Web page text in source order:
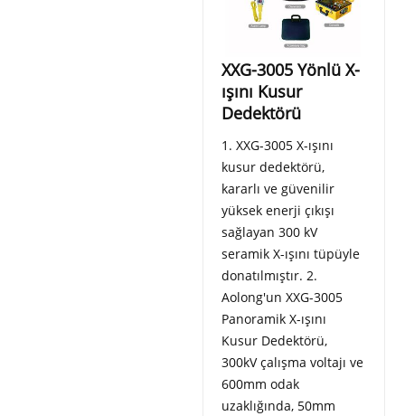
XXG-3005 Yönlü X-
ışını Kusur
Dedektörü
1. XXG-3005 X-ışını
kusur dedektörü,
kararlı ve güvenilir
yüksek enerji çıkışı
sağlayan 300 kV
seramik X-ışını tüpüyle
donatılmıştır. 2.
Aolong'un XXG-3005
Panoramik X-ışını
Kusur Dedektörü,
300kV çalışma voltajı ve
600mm odak
uzaklığında, 50mm